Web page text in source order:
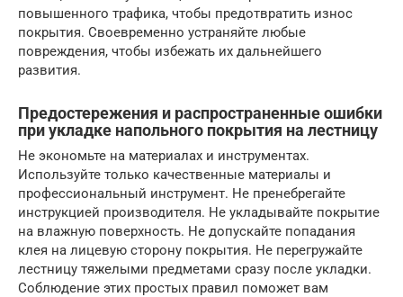
повышенного трафика, чтобы предотвратить износ
покрытия. Своевременно устраняйте любые
повреждения, чтобы избежать их дальнейшего
развития.
Предостережения и распространенные ошибки
при укладке напольного покрытия на лестницу
Не экономьте на материалах и инструментах.
Используйте только качественные материалы и
профессиональный инструмент. Не пренебрегайте
инструкцией производителя. Не укладывайте покрытие
на влажную поверхность. Не допускайте попадания
клея на лицевую сторону покрытия. Не перегружайте
лестницу тяжелыми предметами сразу после укладки.
Соблюдение этих простых правил поможет вам